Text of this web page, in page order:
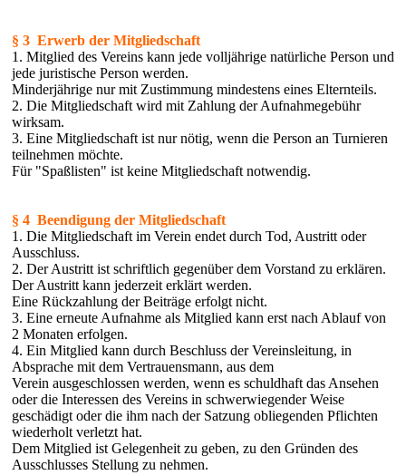
§ 3 Erwerb der Mitgliedschaft
1. Mitglied des Vereins kann jede volljährige natürliche Person und
jede juristische Person werden.
Minderjährige nur mit Zustimmung mindestens eines Elternteils.
2. Die Mitgliedschaft wird mit Zahlung der Aufnahmegebühr
wirksam.
3. Eine Mitgliedschaft ist nur nötig, wenn die Person an Turnieren
teilnehmen möchte.
Für "Spaßlisten" ist keine Mitgliedschaft notwendig.
§ 4 Beendigung der Mitgliedschaft
1. Die Mitgliedschaft im Verein endet durch Tod, Austritt oder
Ausschluss.
2. Der Austritt ist schriftlich gegenüber dem Vorstand zu erklären.
Der Austritt kann jederzeit erklärt werden.
Eine Rückzahlung der Beiträge erfolgt nicht.
3. Eine erneute Aufnahme als Mitglied kann erst nach Ablauf von
2 Monaten erfolgen.
4. Ein Mitglied kann durch Beschluss der Vereinsleitung, in
Absprache mit dem Vertrauensmann, aus dem
Verein ausgeschlossen werden, wenn es schuldhaft das Ansehen
oder die Interessen des Vereins in schwerwiegender Weise
geschädigt oder die ihm nach der Satzung obliegenden Pflichten
wiederholt verletzt hat.
Dem Mitglied ist Gelegenheit zu geben, zu den Gründen des
Ausschlusses Stellung zu nehmen.